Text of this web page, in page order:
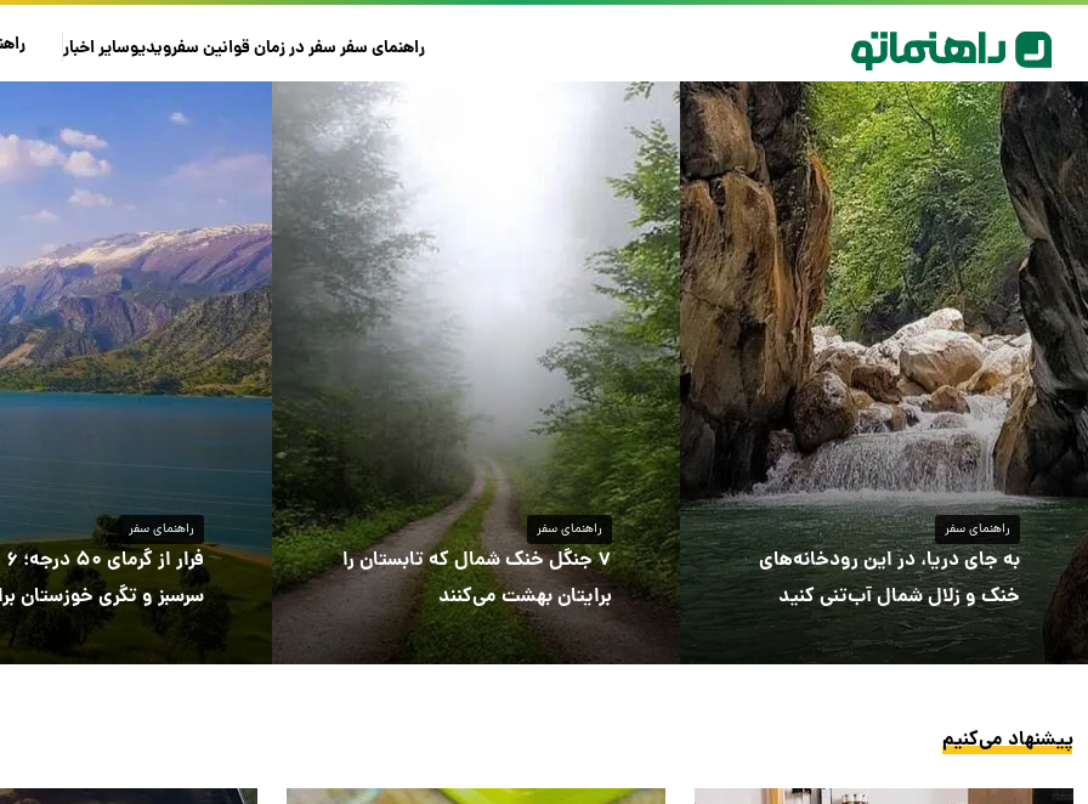
راهنمای سفرسفر در زمانقوانین سفرویدیوسایراخبار
راهنمای سفر
به جای دریا، در این رودخانه‌های
خنک و زلال شمال آب‌تنی کنید
راهنمای سفر
۷ جنگل خنک شمال که تابستان را
برایتان بهشت می‌کنند
راهنمای سفر
سرسبز و تگری خوزستان
آخر هفته
پیشنهاد می‌کنیم